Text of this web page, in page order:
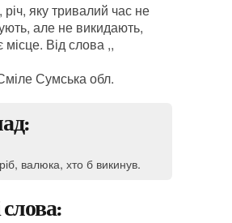
яку тривалий час не
але не викидають,
Від слова ,,
Сумська обл.
валюка, хто б викинув.
слова: